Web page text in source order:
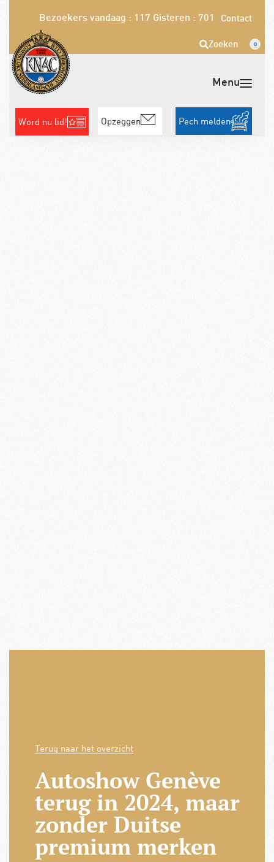
Bezoekers vandaag : 117 Gisteren : 701 Contact
Zoeken 0
Word nu lid! Opzeggen Pech melden
Terug naar het overzicht
Autoshow Genève
terug in 2024, maar
zonder Duitse
premium merken